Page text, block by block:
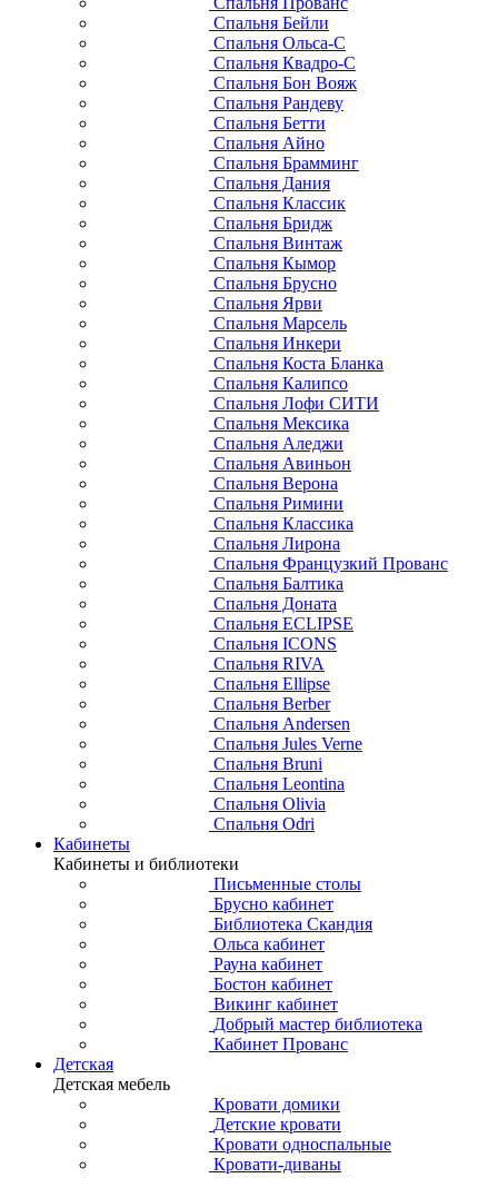
Спальня Бейли
Спальня Ольса-С
Спальня Квадро-С
Спальня Бон Вояж
Спальня Рандеву
Спальня Бетти
Спальня Айно
Спальня Брамминг
Спальня Дания
Спальня Классик
Спальня Бридж
Спальня Винтаж
Спальня Кымор
Спальня Брусно
Спальня Ярви
Спальня Марсель
Спальня Инкери
Спальня Коста Бланка
Спальня Калипсо
Спальня Лофи СИТИ
Спальня Мексика
Спальня Аледжи
Спальня Авиньон
Спальня Верона
Спальня Римини
Спальня Классика
Спальня Лирона
Спальня Французкий Прованс
Спальня Балтика
Спальня Доната
Спальня ECLIPSE
Спальня ICONS
Спальня RIVA
Спальня Ellipse
Спальня Berber
Спальня Andersen
Спальня Jules Verne
Спальня Bruni
Спальня Leontina
Спальня Olivia
Спальня Odri
Кабинеты
Кабинеты и библиотеки
Письменные столы
Брусно кабинет
Библиотека Скандия
Ольса кабинет
Рауна кабинет
Бостон кабинет
Викинг кабинет
Добрый мастер библиотека
Кабинет Прованс
Детская
Детская мебель
Кровати домики
Детские кровати
Кровати односпальные
Кровати-диваны